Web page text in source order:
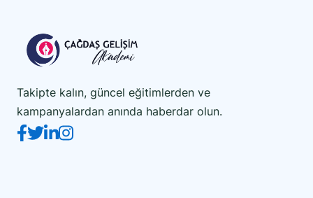
Takipte kalın, güncel eğitimlerden ve
kampanyalardan anında haberdar olun.